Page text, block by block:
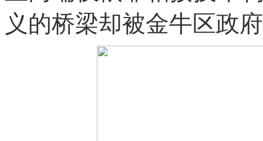
义的桥梁却被金牛区政